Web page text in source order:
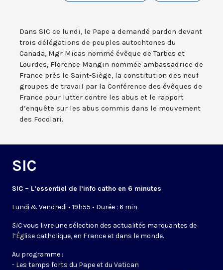
Dans SIC ce lundi, le Pape a demandé pardon devant
trois délégations de peuples autochtones du
Canada, Mgr Micas nommé évêque de Tarbes et
Lourdes, Florence Mangin nommée ambassadrice de
France près le Saint-Siège, la constitution des neuf
groupes de travail par la Conférence des évêques de
France pour lutter contre les abus et le rapport
d’enquête sur les abus commis dans le mouvement
des Focolari.
SIC
SIC – L’essentiel de l’info catho en 6 minutes
Lundi & Vendredi • 19h55 • Durée : 6 min
SICvous livre une sélection des actualités marquantes de
l’Église catholique, en France et dans le monde.
Au programme :
- Les temps forts du Pape et du Vatican